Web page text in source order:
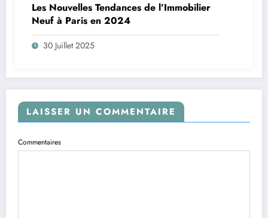
Les Nouvelles Tendances de l’Immobilier
Neuf à Paris en 2024
30 Juillet 2025
LAISSER UN COMMENTAIRE
Commentaires